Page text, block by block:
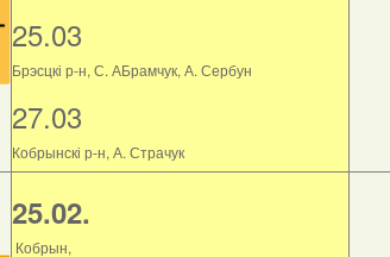
25.03
Брэсцкі р-н, С. АБрамчук, А. Сербун
27.03
Кобрынскі р-н, А. Страчук
25.02.
Кобрын,